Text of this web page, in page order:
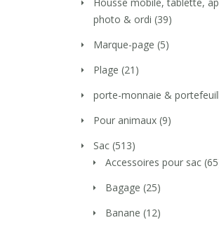
Housse mobile, tablette,
photo & ordi (39)
Marque-page (5)
Plage (21)
porte-monnaie &
Pour animaux (9)
Sac (513)
Accessoires pour sac
Bagage (25)
Banane (12)